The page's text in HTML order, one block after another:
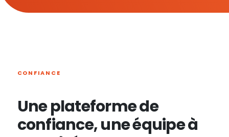
CONFIANCE
Une plateforme de
confiance, une équipe à